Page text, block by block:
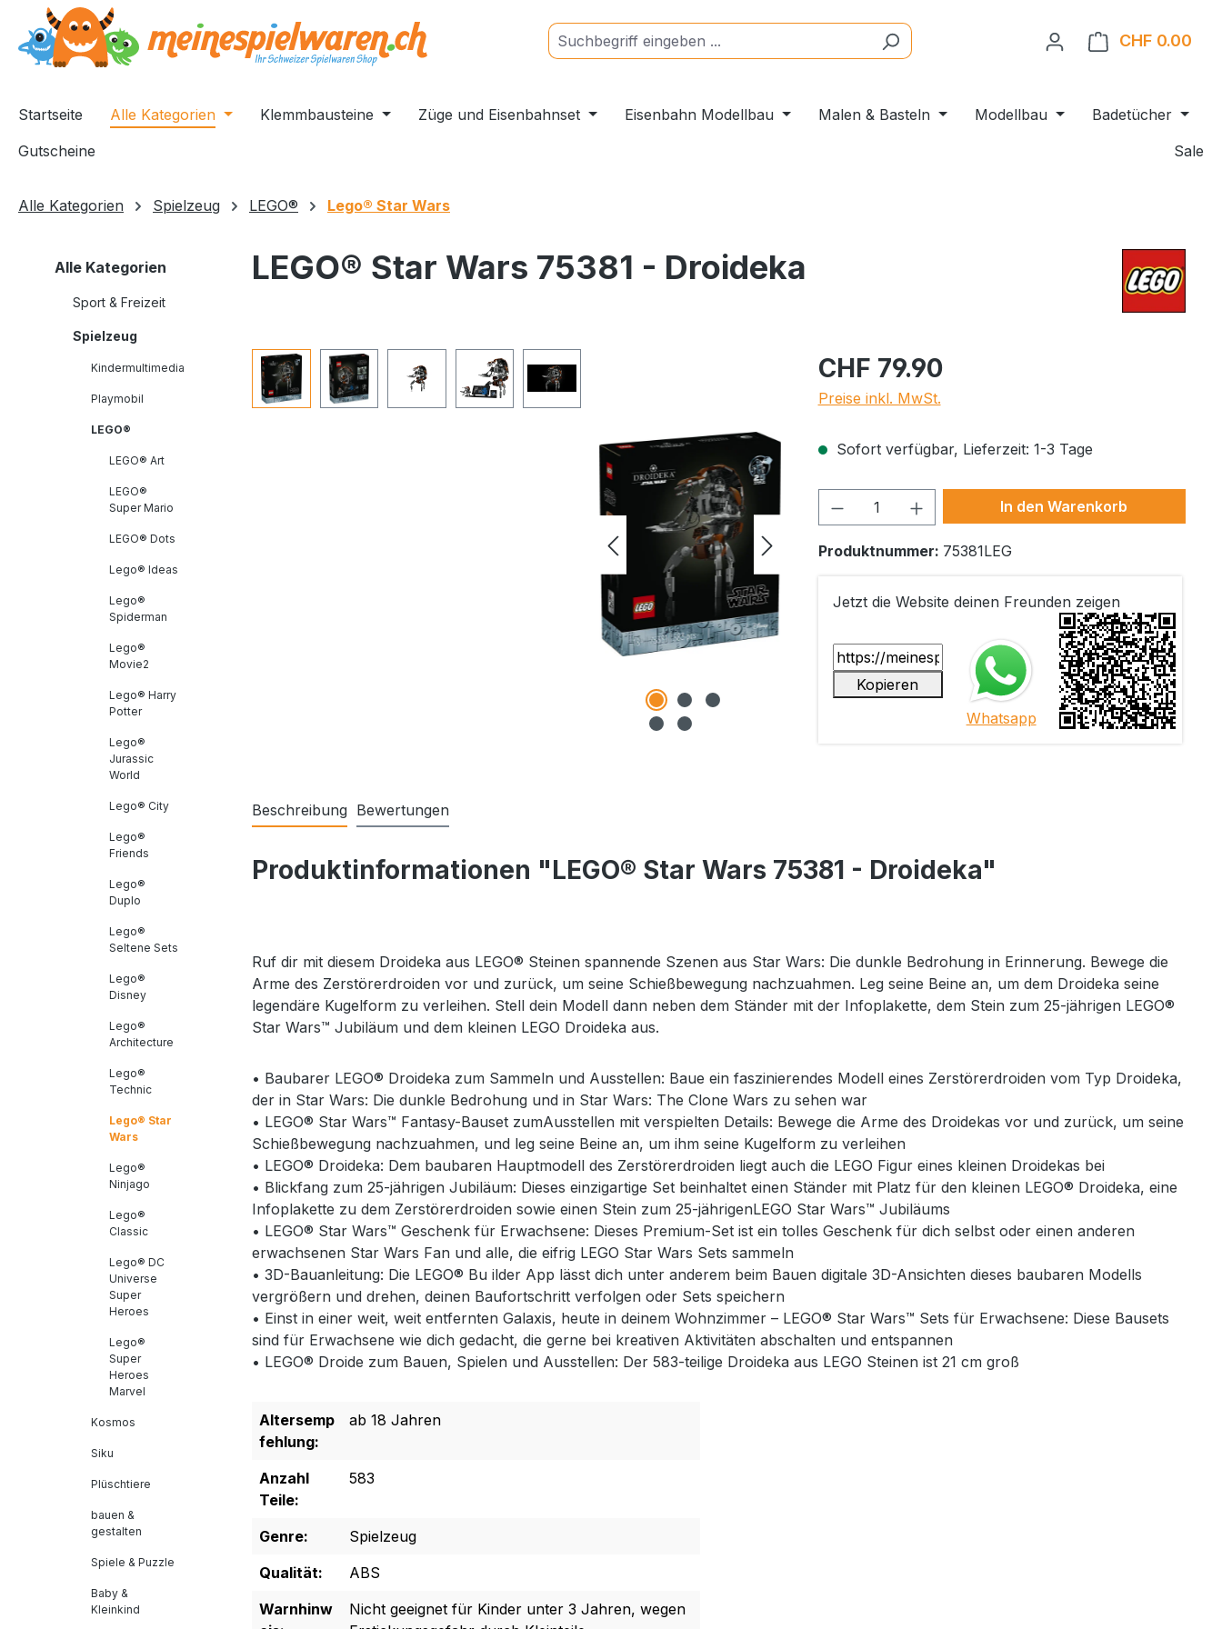
Zur Hauptnavigation springen
CHF 0.00
Startseite Alle Kategorien Klemmbausteine Züge und Eisenbahnset Eisenbahn Modellbau Malen & Basteln Modellbau
Badetücher
Gutscheine
Sale
Alle Kategorien Spielzeug LEGO® Lego® Star Wars
Alle Kategorien
Sport & Freizeit
Spielzeug
Kindermultimedia
Playmobil
LEGO®
LEGO® Art
LEGO®
Super Mario
LEGO® Dots
Lego® Ideas
Lego®
Spiderman
Lego®
Movie2
Lego® Harry
Potter
Lego®
Jurassic
World
Lego® City
Lego®
Friends
Lego®
Duplo
Lego®
Seltene Sets
Lego®
Disney
Lego®
Architecture
Lego®
Technic
Lego® Star
Wars
Lego®
Ninjago
Lego®
Classic
Lego® DC
Universe
Super
Heroes
Lego®
Super
Heroes
Marvel
Kosmos
Siku
Plüschtiere
bauen &
gestalten
Spiele & Puzzle
Baby &
Kleinkind
LEGO® Star Wars 75381 - Droideka
Bildergalerie überspringen CHF 79.90
Preise inkl. MwSt.
Sofort verfügbar, Lieferzeit: 1-3 Tage
Produkt Anzahl: Gib den
In den Warenkorb
Produktnummer: 75381LEG
Jetzt die Website deinen Freunden zeigen
Kopieren
Whatsapp
Beschreibung Bewertungen
Produktinformationen "LEGO® Star Wars 75381 - Droideka"
Ruf dir mit diesem Droideka aus LEGO® Steinen spannende Szenen aus Star Wars: Die dunkle Bedrohung in Erinnerung. Bewege die
Arme des Zerstörerdroiden vor und zurück, um seine Schießbewegung nachzuahmen. Leg seine Beine an, um dem Droideka seine
legendäre Kugelform zu verleihen. Stell dein Modell dann neben dem Ständer mit der Infoplakette, dem Stein zum 25-jährigen LEGO®
Star Wars™ Jubiläum und dem kleinen LEGO Droideka aus.
• Baubarer LEGO® Droideka zum Sammeln und Ausstellen: Baue ein faszinierendes Modell eines Zerstörerdroiden vom Typ Droideka,
der in Star Wars: Die dunkle Bedrohung und in Star Wars: The Clone Wars zu sehen war
• LEGO® Star Wars™ Fantasy-Bauset zumAusstellen mit verspielten Details: Bewege die Arme des Droidekas vor und zurück, um seine
Schießbewegung nachzuahmen, und leg seine Beine an, um ihm seine Kugelform zu verleihen
• LEGO® Droideka: Dem baubaren Hauptmodell des Zerstörerdroiden liegt auch die LEGO Figur eines kleinen Droidekas bei
• Blickfang zum 25-jährigen Jubiläum: Dieses einzigartige Set beinhaltet einen Ständer mit Platz für den kleinen LEGO® Droideka, eine
Infoplakette zu dem Zerstörerdroiden sowie einen Stein zum 25-jährigenLEGO Star Wars™ Jubiläums
• LEGO® Star Wars™ Geschenk für Erwachsene: Dieses Premium-Set ist ein tolles Geschenk für dich selbst oder einen anderen
erwachsenen Star Wars Fan und alle, die eifrig LEGO Star Wars Sets sammeln
• 3D-Bauanleitung: Die LEGO® Bu ilder App lässt dich unter anderem beim Bauen digitale 3D-Ansichten dieses baubaren Modells
vergrößern und drehen, deinen Baufortschritt verfolgen oder Sets speichern
• Einst in einer weit, weit entfernten Galaxis, heute in deinem Wohnzimmer – LEGO® Star Wars™ Sets für Erwachsene: Diese Bausets
sind für Erwachsene wie dich gedacht, die gerne bei kreativen Aktivitäten abschalten und entspannen
• LEGO® Droide zum Bauen, Spielen und Ausstellen: Der 583-teilige Droideka aus LEGO Steinen ist 21 cm groß
Altersemp
fehlung:
ab 18 Jahren
Anzahl
Teile:
583
Genre:
Spielzeug
Qualität:
ABS
Warnhinw
Nicht geeignet für Kinder unter 3 Jahren, wegen